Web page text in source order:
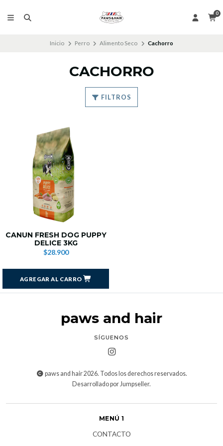
0
Inicio Perro Alimento Seco Cachorro
CACHORRO
FILTROS
CANUN FRESH DOG PUPPY
DELICE 3KG
$28.900
AGREGAR AL CARRO
paws and hair
SÍGUENOS
paws and hair 2026. Todos los derechos reservados.
Desarrollado por Jumpseller.
MENÚ 1
CONTACTO